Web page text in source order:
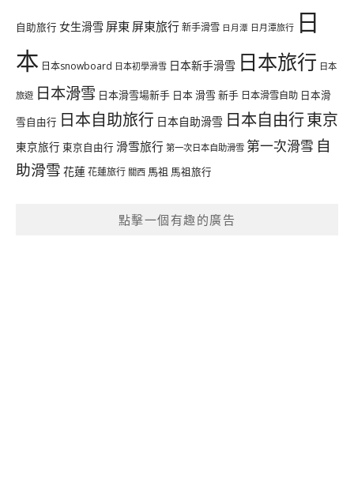
自助旅行 女生滑雪 屏東 屏東旅行新手滑雪 日月潭 日月潭旅行 日
本 日本snowboard 日本初學滑雪 日本新手滑雪 日本旅行 日本
旅遊 日本滑雪 日本滑雪場新手 日本 滑雪 新手 日本滑雪自助 日本滑
雪自由行 日本自助旅行 日本自助滑雪 日本自由行東京
東京旅行 東京自由行 滑雪旅行 第一次日本自助滑雪 第一次滑雪 自
助滑雪 花蓮花蓮旅行 關西 馬祖 馬祖旅行
點擊一個有趣的廣告